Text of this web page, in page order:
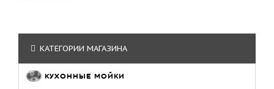
КАТЕГОРИИ МАГАЗИНА
КУХОННЫЕ МОЙКИ